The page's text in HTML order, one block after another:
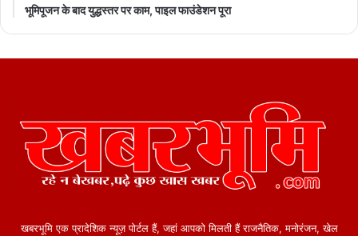
भूमिपूजन के बाद युद्धस्तर पर काम, पाइल फाउंडेशन पूरा
खबरभूमि एक प्रादेशिक न्यूज़ पोर्टल हैं, जहां आपको मिलती हैं राजनैतिक, मनोरंजन, खेल